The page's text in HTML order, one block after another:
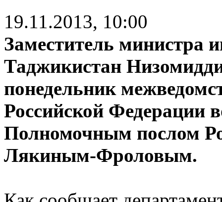
19.11.2013, 10:00
Заместитель министра
Таджикистан
понедельник
Российской Федерации
Полномочным послом
Лякиным-Фроловым.